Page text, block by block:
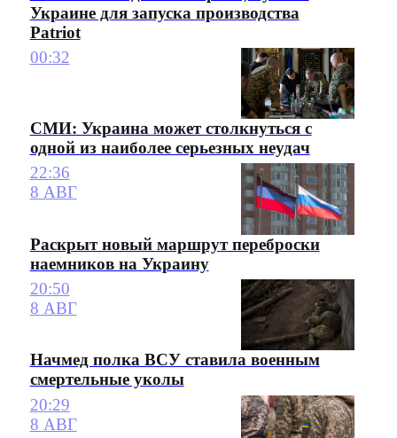
Украине для запуска производства
Patriot
00:32
СМИ: Украина может столкнуться с
одной из наиболее серьезных неудач
22:36
8 АВГ
Раскрыт новый маршрут переброски
наемников на Украину
20:50
8 АВГ
Начмед полка ВСУ ставила военным
смертельные уколы
20:29
8 АВГ